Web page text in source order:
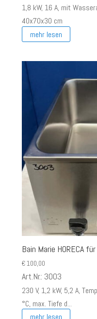
€ 260,00
1,8 kW, 16 A, mit
40x70x30 cm
mehr lesen
Bain Marie HORECA
€100,00
Art.Nr.: 3003
230 V, 1,2 kW, 5,2 A,
°C, max. Tiefe d...
mehr lesen